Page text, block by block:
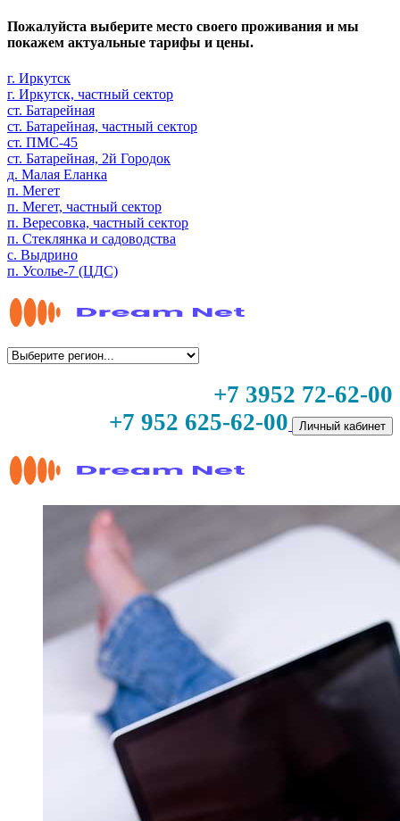
Пожалуйста выберите место своего проживания и мы
покажем актуальные тарифы и цены.
г. Иркутск
г. Иркутск, частный сектор
ст. Батарейная
ст. Батарейная, частный сектор
ст. ПМС-45
ст. Батарейная, 2й Городок
д. Малая Еланка
п. Мегет
п. Мегет, частный сектор
п. Вересовка, частный сектор
п. Стеклянка и садоводства
с. Выдрино
п. Усолье-7 (ЦДС)
+7 3952 72-62-00
+7 952 625-62-00
Личный кабинет